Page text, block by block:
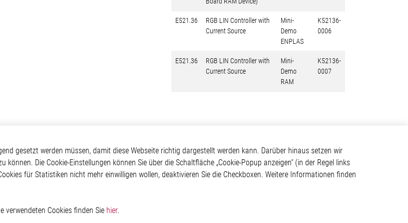
E521.36
RGB LIN Controller with
Current Source
Mini-
Demo
ENPLAS
K52136-
0006
E521.36
RGB LIN Controller with
Current Source
Mini-
Demo
RAM
K52136-
0007
Über Elmos
Unternehmen
Investor
Weitere Links
Glossar
Kontakt
Kontakt
Elmos Semiconductor SE
Werkstättenstraße 18
gesetzt werden müssen, damit diese Webseite richtig dargestellt werden kann. Darüber hinaus setzen wir
Die Cookie-Einstellungen können Sie über die Schaltfläche „Cookie-Popup anzeigen“ (in der Regel links
für Statistiken nicht mehr einwilligen wollen, deaktivieren Sie die Checkboxen. Weitere Informationen finden
verwendeten Cookies finden Sie hier.